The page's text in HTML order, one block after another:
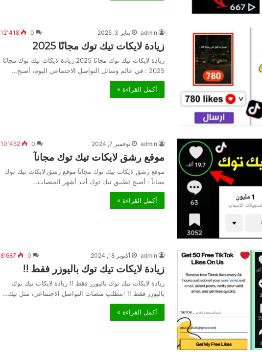
admin يناير 3, 2025 0 12٬418
زيادة لايكات تيك توك مجانًا 2025
زيادة لايكات تيك توك مجانًا 2025 زيادة لايكات تيك توك مجانًا
2025 : في عالم وسائل التواصل الاجتماعي اليوم، أصبح…
أكمل القراءة »
admin نوفمبر 7, 2024 0 10٬452
موقع رشق لايكات تيك توك مجانآ
موقع رشق لايكات تيك توك مجانآ موقع رشق لايكات تيك توك
مجانآ : أصبح تطبيق تيك توك أحد أشهر المنصات…
أكمل القراءة »
admin أكتوبر 18, 2024 0 8٬687
زيادة لايكات تيك توك باليوزر فقط !!
زيادة لايكات تيك توك باليوزر فقط !! زيادة لايكات تيك توك
باليوزر فقط !! :تتطلب منصات التواصل الاجتماعي، مثل تيك…
أكمل القراءة »